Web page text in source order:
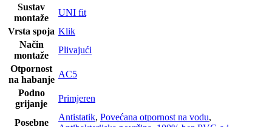
Sustav
montaže
UNI fit
Vrsta spoja Klik
Način
montaže
Plivajući
Otpornost
na habanje
AC5
Podno
grijanje
Primjeren
Posebne
Antistatik, Povećana otpornost na vodu,